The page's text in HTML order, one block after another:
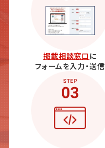
掲載相談窓口に
フォームを入力・送信